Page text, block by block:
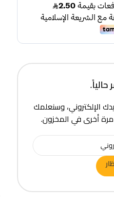
الإلكتروني، وسنعلمك
مرة أخرى في المخزون.